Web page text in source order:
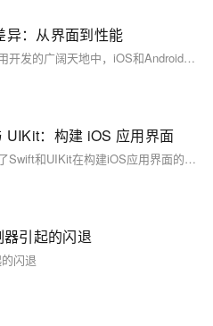
：从界面到性能
【6月更文挑战第10天】在移动应用开发的广阔天地中，iOS和Android两大平台各占山头，它们在设计理念、用户体验、性能优化等方面展现出独特的魅力。本文将深入探讨这两大系统在开发过程中的主要差异，从用户界面设计到性能调优，揭示各自背后的技术逻辑与创新策略，为开发者提供全面的视角和实用的开发指南。
UIKit：构建 iOS 应用界面
【4月更文挑战第30天】本文探讨了Swift和UIKit在构建iOS应用界面的关键技术和实践方法。Swift的简洁语法、类型安全和高效编程模型，加上与UIKit的紧密集成，使开发者能便捷地创建用户界面。UIKit提供视图、控制器、布局、动画和事件处理等功能，支持灵活的界面设计。实践中，遵循设计原则，合理组织视图层次，运用布局和动画，以及实现响应式设计，能提升界面质量和用户体验。文章通过登录、列表和详情界面的实际案例展示了Swift与UIKit的结合应用。
引起的闪退
闪退